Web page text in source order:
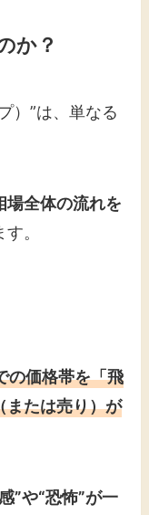
か？
）”は、単なる
場全体の流れを
。
の価格帯を「飛
または売り）が
”や“恐怖”が一